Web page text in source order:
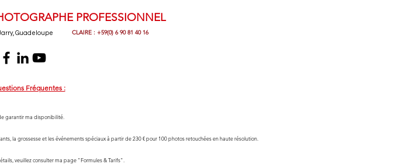
PROFESSIONNEL
CLAIRE : +59(0) 6 90 81 40 16
Guadeloupe
Fréquentes :
garantir ma disponibilité.​
la grossesse et les événements spéciaux à partir de 230 € pour 100 photos retouchées en haute résolution.
veuillez consulter ma page "Formules & Tarifs".​